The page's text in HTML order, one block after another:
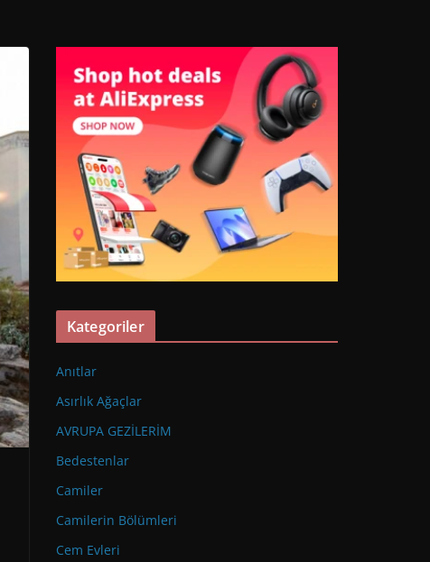
Kategoriler
Anıtlar
Asırlık Ağaçlar
AVRUPA GEZİLERİM
Bedestenlar
Camiler
Camilerin Bölümleri
Cem Evleri